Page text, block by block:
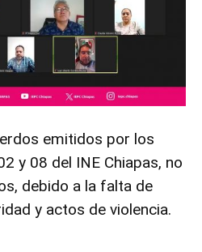
emitidos por los
y 08 del INE Chiapas, no
debido a la falta de
y actos de violencia.